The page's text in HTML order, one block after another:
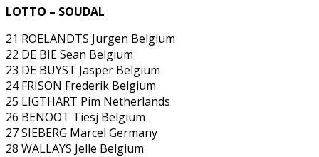
LOTTO – SOUDAL
21 ROELANDTS Jurgen Belgium
22 DE BIE Sean Belgium
23 DE BUYST Jasper Belgium
24 FRISON Frederik Belgium
25 LIGTHART Pim Netherlands
26 BENOOT Tiesj Belgium
27 SIEBERG Marcel Germany
28 WALLAYS Jelle Belgium